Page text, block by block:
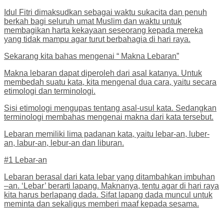
Idul Fitri dimaksudkan sebagai waktu sukacita dan penuh
berkah bagi seluruh umat Muslim dan waktu untuk
membagikan harta kekayaan seseorang kepada mereka
yang tidak mampu agar turut berbahagia di hari raya.
Sekarang kita bahas mengenai “ Makna Lebaran”
Makna lebaran dapat diperoleh dari asal katanya. Untuk
membedah suatu kata, kita mengenal dua cara, yaitu secara
etimologi dan terminologi.
Sisi etimologi mengupas tentang asal-usul kata. Sedangkan
terminologi membahas mengenai makna dari kata tersebut.
Lebaran memiliki lima padanan kata, yaitu lebar-an, luber-
an, labur-an, lebur-an dan liburan.
#1 Lebar-an
Lebaran berasal dari kata lebar yang ditambahkan imbuhan
–an. ‘Lebar’ berarti lapang. Maknanya, tentu agar di hari raya
kita harus berlapang dada. Sifat lapang dada muncul untuk
meminta dan sekaligus memberi maaf kepada sesama.